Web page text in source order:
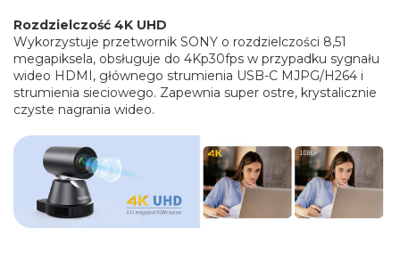
Rozdzielczość 4K UHD
Wykorzystuje przetwornik SONY o rozdzielczości 8,51
megapiksela, obsługuje do 4Kp30fps w przypadku sygnału
wideo HDMI, głównego strumienia USB-C MJPG/H264 i
strumienia sieciowego. Zapewnia super ostre, krystalicznie
czyste nagrania wideo.